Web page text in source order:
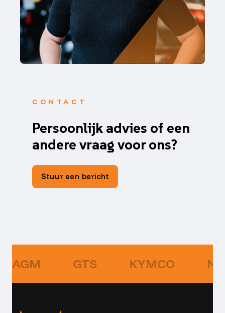
CONTACT
Persoonlijk advies of een
andere vraag voor ons?
Stuur een bericht
AGM GTS KYMCO